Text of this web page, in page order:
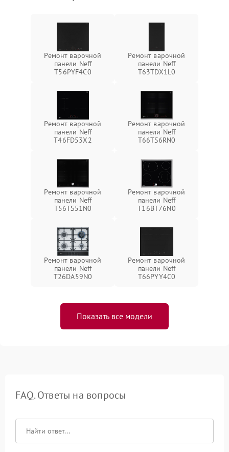
Ремонт варочной
панели Neff
T56PYF4C0
Ремонт варочной
панели Neff
T63TDX1L0
Ремонт варочной
панели Neff
T46FD53X2
Ремонт варочной
панели Neff
T66TS6RN0
Ремонт варочной
панели Neff
T56TS51N0
Ремонт варочной
панели Neff
T16BT76N0
Ремонт варочной
панели Neff
T26DA59N0
Ремонт варочной
панели Neff
T66PYY4C0
Показать все модели
FAQ. Ответы на вопросы